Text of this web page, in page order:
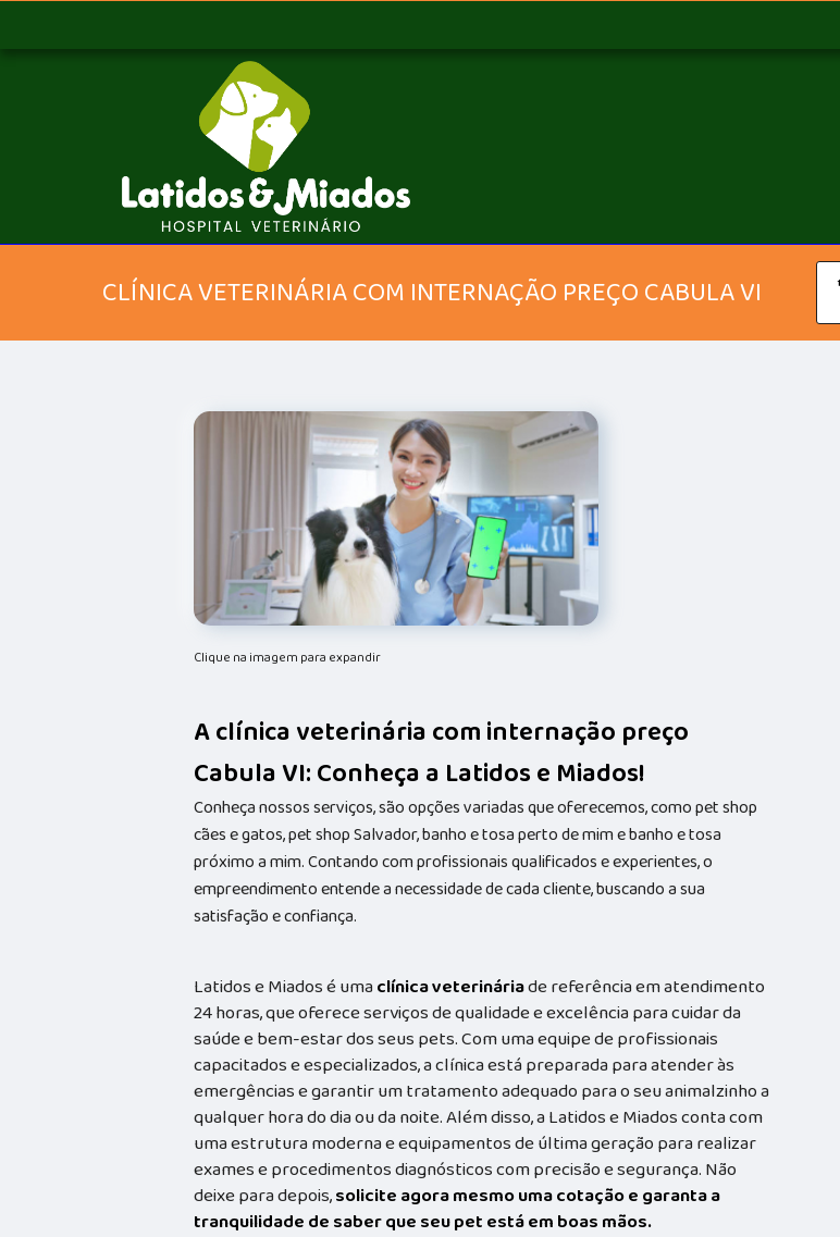
CLÍNICA VETERINÁRIA COM INTERNAÇÃO PREÇO CABULA VI
Clique na imagem para expandir
A clínica veterinária com internação preço
Cabula VI: Conheça a Latidos e Miados!
Conheça nossos serviços, são opções variadas que oferecemos, como pet shop
cães e gatos, pet shop Salvador, banho e tosa perto de mim e banho e tosa
próximo a mim. Contando com profissionais qualificados e experientes, o
empreendimento entende a necessidade de cada cliente, buscando a sua
satisfação e confiança.
Latidos e Miados é umaclínica veterináriade referência em atendimento
24 horas, que oferece serviços de qualidade e excelência para cuidar da
saúde e bem-estar dos seus pets. Com uma equipe de profissionais
capacitados e especializados, a clínica está preparada para atender às
emergências e garantir um tratamento adequado para o seu animalzinho a
qualquer hora do dia ou da noite. Além disso, a Latidos e Miados conta com
uma estrutura moderna e equipamentos de última geração para realizar
exames e procedimentos diagnósticos com precisão e segurança. Não
deixe para depois,solicite agora mesmo uma cotação e garanta a
tranquilidade de saber que seu pet está em boas mãos.